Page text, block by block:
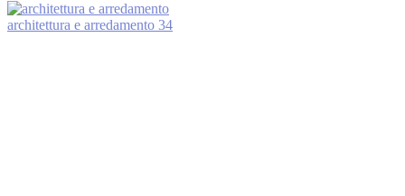
architettura e arredamento 34